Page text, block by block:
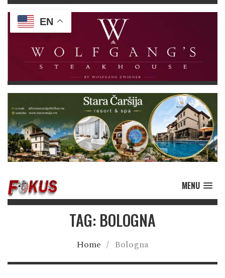
MENU
TAG: BOLOGNA
Home / Bologna
EN